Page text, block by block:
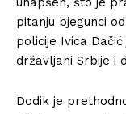
pitanju bjegunci
policije Ivica
državljani Srbije i
Dodik je